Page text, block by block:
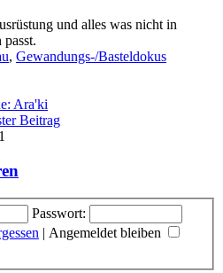
und alles was nicht in
, Gewandungs-/Basteldokus
Ara'ki
Beitrag
Passwort:
| Angemeldet bleiben